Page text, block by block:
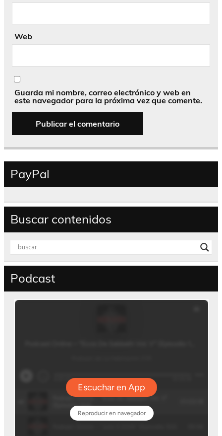
Web
Guarda mi nombre, correo electrónico y web en
este navegador para la próxima vez que comente.
PayPal
Buscar contenidos
Podcast